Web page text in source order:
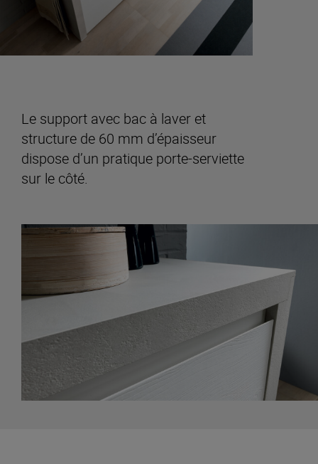
Le support avec bac à laver et
structure de 60 mm d’épaisseur
dispose d’un pratique porte-serviette
sur le côté.